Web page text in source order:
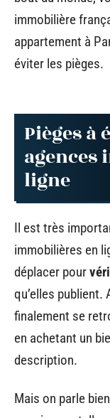
immobilière
appartement à
éviter les pièges.
Pièges à
ligne
Il est très
immobilières en
déplacer pour
qu’elles publient.
finalement se
en achetant un
description.
Mais on parle